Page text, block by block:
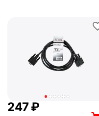
‍247‍₽